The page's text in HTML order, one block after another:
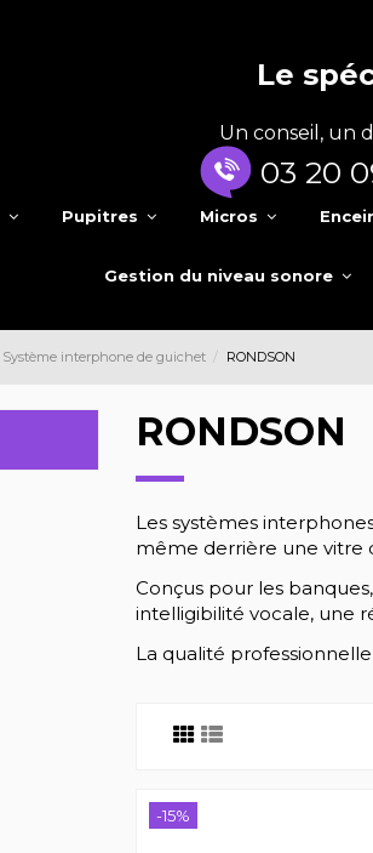
Le
Un conseil, un
03 20
Pupitres Micros
Gestion du niveau sonore
Système interphone de guichet RONDSON
RONDSON
Les systèmes
même derrière une vitre
Conçus pour les
intelligibilité vocale, une
La qualité
-15%